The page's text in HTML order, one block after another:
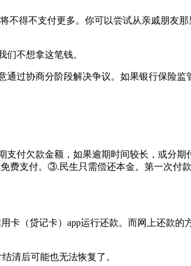
得不支付更多。你可以尝试从亲戚朋友
不想拿这笔钱。
过协商分阶段解决争议。如果银行保险
付欠款金额，如果逾期时间较长，或分
费支付。③.民生只需偿还本金。第一次付
卡（贷记卡）app运行还款。而网上还款
清后可能也无法恢复了。